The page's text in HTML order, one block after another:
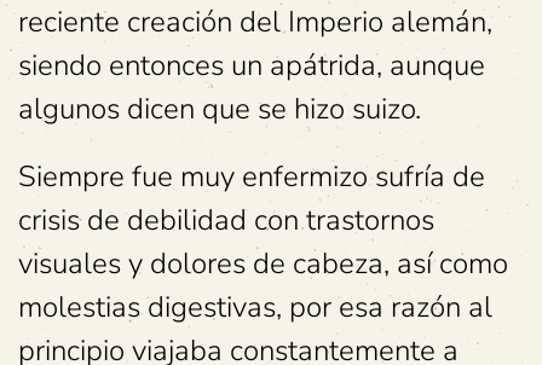
reciente creación del Imperio alemán,
siendo entonces un apátrida, aunque
algunos dicen que se hizo suizo.
Siempre fue muy enfermizo sufría de
crisis de debilidad con trastornos
visuales y dolores de cabeza, así como
molestias digestivas, por esa razón al
principio viajaba constantemente a